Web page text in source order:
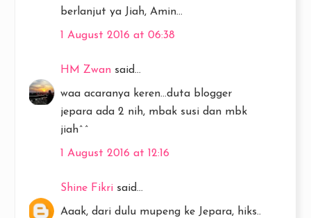
berlanjut ya Jiah, Amin...
1 August 2016 at 06:38
HM Zwan said...
waa acaranya keren...duta blogger
jepara ada 2 nih, mbak susi dan mbk
jiah^^
1 August 2016 at 12:16
Shine Fikri said...
Aaak, dari dulu mupeng ke Jepara, hiks..